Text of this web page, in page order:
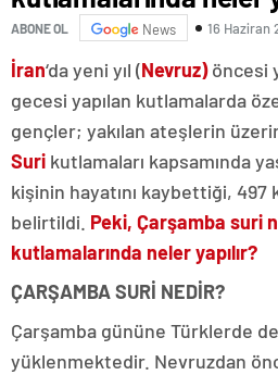
ABONE OL News 16 Haziran
İran‘da yeni yıl (Nevruz)öncesi
gecesi yapılan kutlamalarda
gençler; yakılan ateşlerin
Suri kutlamaları kapsamında
kişinin hayatını kaybettiği, 497
belirtildi. Peki, Çarşamba suri
kutlamalarında neler yapılır?
ÇARŞAMBA SURİ NEDİR?
Çarşamba gününe Türklerde
yüklenmektedir. Nevruzdan